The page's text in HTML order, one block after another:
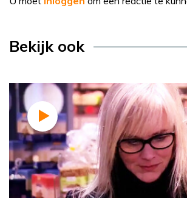
Bekijk ook